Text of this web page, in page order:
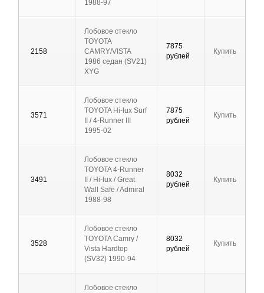
1988-97
2158
Лобовое стекло
TOYOTA
CAMRY/VISTA
1986 седан (SV21)
XYG
7875
рублей
Купить
3571
Лобовое стекло
TOYOTA Hi-lux Surf
II / 4-Runner III
1995-02
7875
рублей
Купить
3491
Лобовое стекло
TOYOTA 4-Runner
II / Hi-lux / Great
Wall Safe / Admiral
1988-98
8032
рублей
Купить
3528
Лобовое стекло
TOYOTA Camry /
Vista Hardtop
(SV32) 1990-94
8032
рублей
Купить
Лобовое стекло